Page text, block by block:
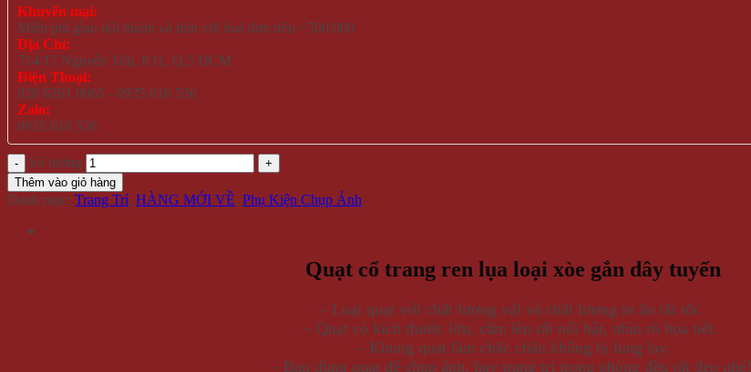
Khuyến mại:
Miễn phí giao nội thành và tỉnh với hoá đơn trên >500.000
Địa Chỉ:
714/17 Nguyễn Trãi, P.11, Q.5 HCM
Điện Thoại:
028 6261 0065 - 0935 616 536
Zalo:
0935 616 536
Số lượng
Thêm vào giỏ hàng
Danh mục: Trang Trí, HÀNG MỚI VỀ, Phụ Kiện Chụp Ảnh
Quạt cổ trang ren lụa loại xòe gắn dây tuyến
– Loại quạt với chất lượng vải và chất lượng in ấn rất tốt.
– Quạt có kích thước lớn, cầm lên rất nổi bật, nhìn rõ họa tiết.
– Khung quạt làm chắc chắn không bị lung lay.
– Bạn dùng quạt để chụp ảnh, hay trang trí trong phòng đều rất đẹp nhé!